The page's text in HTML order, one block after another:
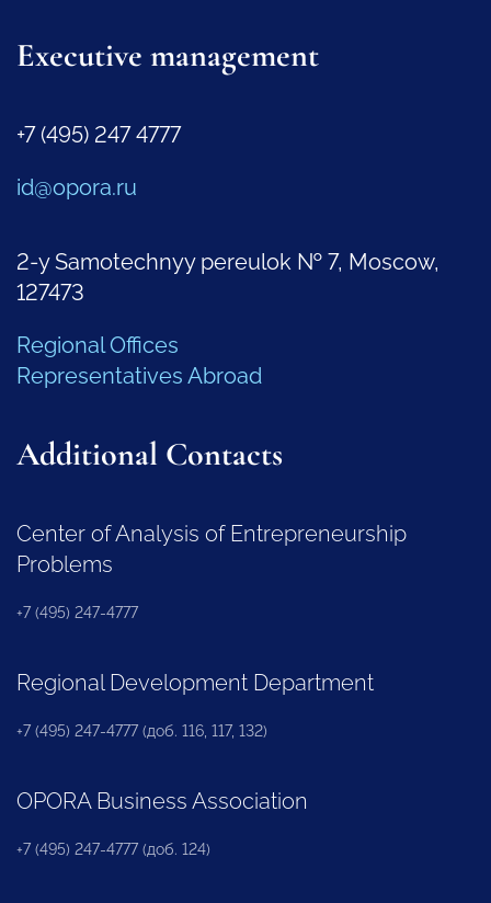
Executive management
+7 (495) 247 4777
id@opora.ru
2-y Samotechnyy pereulok № 7, Moscow,
127473
Regional Offices
Representatives Abroad
Additional Contacts
Center of Analysis of Entrepreneurship
Problems
+7 (495) 247-4777
Regional Development Department
+7 (495) 247-4777 (доб. 116, 117, 132)
OPORA Business Association
+7 (495) 247-4777 (доб. 124)